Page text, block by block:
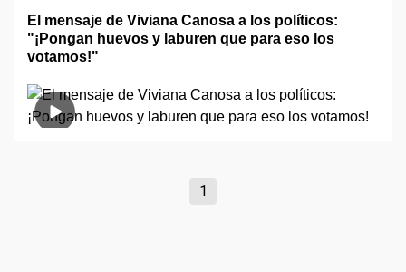
El mensaje de Viviana Canosa a los políticos:
"¡Pongan huevos y laburen que para eso los
votamos!"
1